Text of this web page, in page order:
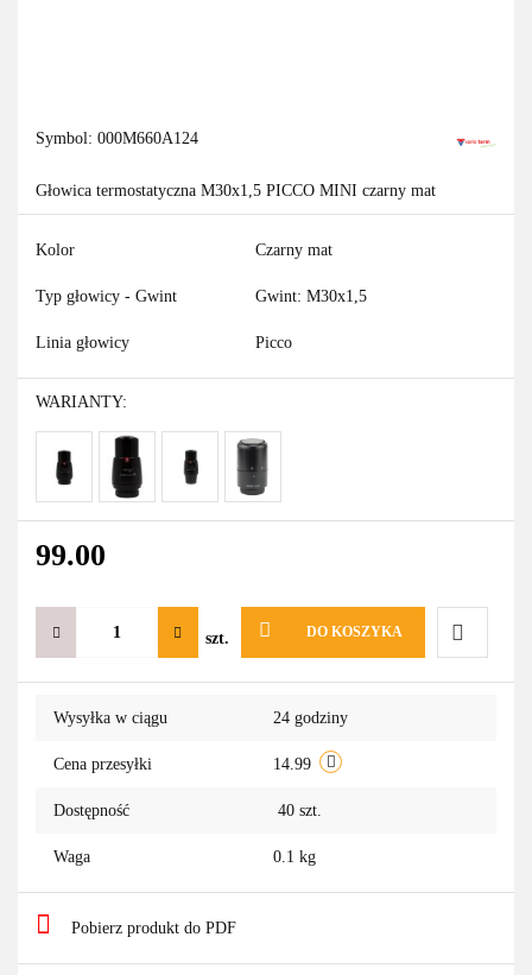
Symbol: 000M660A124
Głowica termostatyczna M30x1,5 PICCO MINI czarny mat
Kolor Czarny mat
Typ głowicy - Gwint Gwint: M30x1,5
Linia głowicy Picco
WARIANTY:
99.00
szt. DO KOSZYKA
Do
Wysyłka w ciągu 24 godziny
Cena przesyłki 14.99
Dostępność 40 szt.
Waga 0.1 kg
Pobierz produkt do PDF